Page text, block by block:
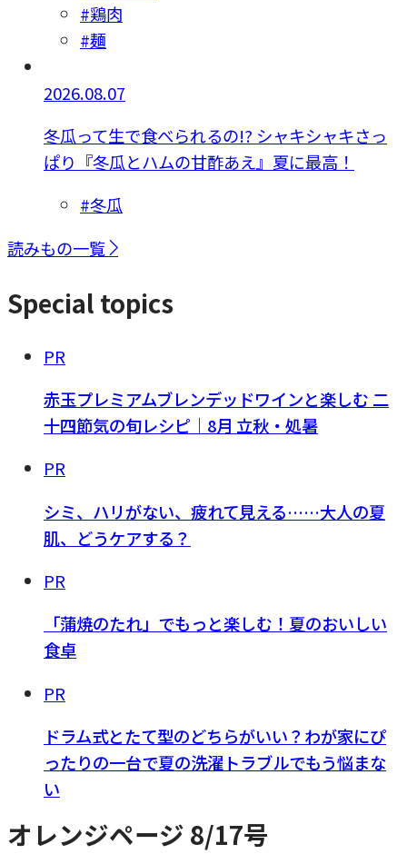
#鶏肉
#麺
2026.08.07
冬瓜って生で食べられるの!? シャキシャキさっ
ぱり『冬瓜とハムの甘酢あえ』夏に最高！
#冬瓜
読みもの一覧
Special topics
PR
赤玉プレミアムブレンデッドワインと楽しむ 二
十四節気の旬レシピ｜8月 立秋・処暑
PR
シミ、ハリがない、疲れて見える……大人の夏
肌、どうケアする？
PR
「蒲焼のたれ」でもっと楽しむ！夏のおいしい
食卓
PR
ドラム式とたて型のどちらがいい？わが家にぴ
ったりの一台で夏の洗濯トラブルでもう悩まな
い
オレンジページ 8/17号